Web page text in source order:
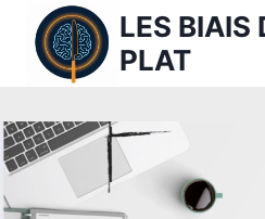
contenu
LES BIAIS
PLAT